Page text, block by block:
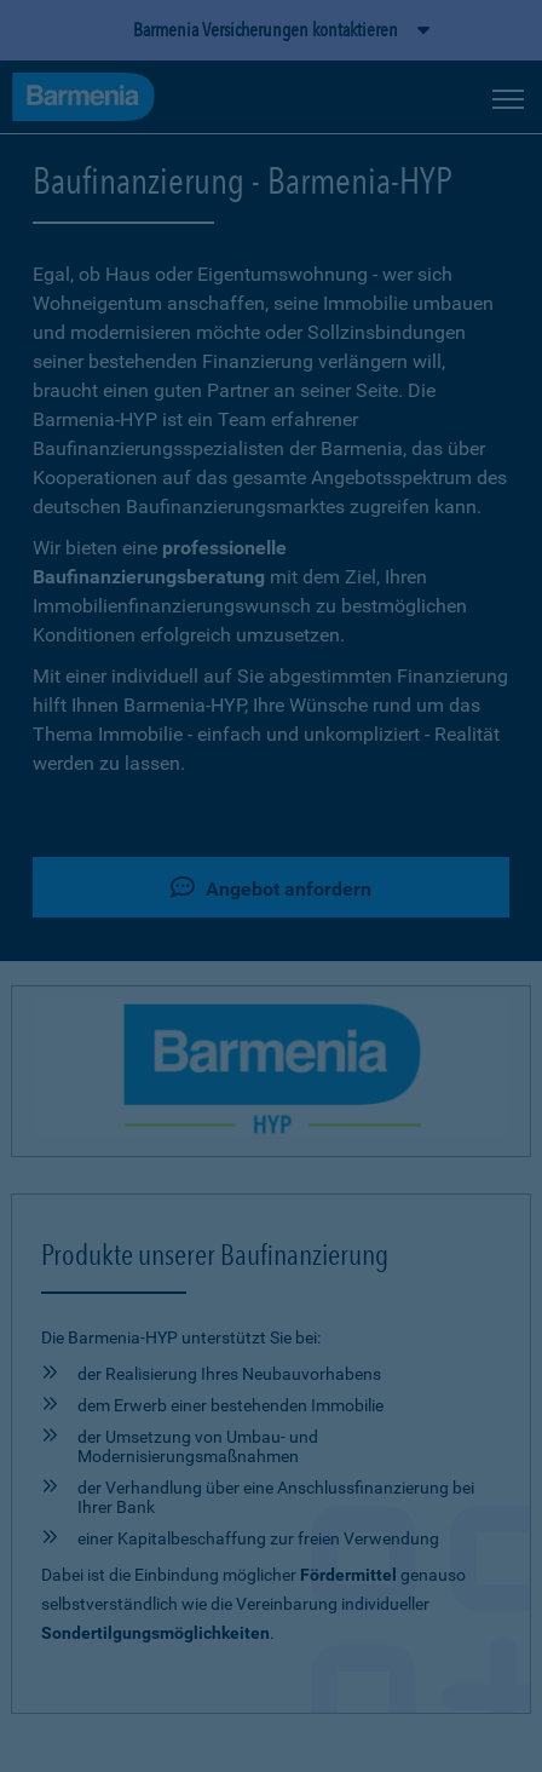
Barmenia Versicherungen kontaktieren
Baufinanzierung - Barmenia-HYP
Egal, ob Haus oder Eigentumswohnung - wer sich
Wohneigentum anschaffen, seine Immobilie umbauen
und modernisieren möchte oder Sollzinsbindungen
seiner bestehenden Finanzierung verlängern will,
braucht einen guten Partner an seiner Seite. Die
Barmenia-HYP ist ein Team erfahrener
Baufinanzierungsspezialisten der Barmenia, das über
Kooperationen auf das gesamte Angebotsspektrum des
deutschen Baufinanzierungsmarktes zugreifen kann.
Wir bieten eine professionelle
Baufinanzierungsberatung mit dem Ziel, Ihren
Immobilienfinanzierungswunsch zu bestmöglichen
Konditionen erfolgreich umzusetzen.
Mit einer individuell auf Sie abgestimmten Finanzierung
hilft Ihnen Barmenia-HYP, Ihre Wünsche rund um das
Thema Immobilie - einfach und unkompliziert - Realität
werden zu lassen.
Angebot anfordern
Produkte unserer Baufinanzierung
Die Barmenia-HYP unterstützt Sie bei:
der Realisierung Ihres Neubauvorhabens
dem Erwerb einer bestehenden Immobilie
der Umsetzung von Umbau- und
Modernisierungsmaßnahmen
der Verhandlung über eine Anschlussfinanzierung bei
Ihrer Bank
einer Kapitalbeschaffung zur freien Verwendung
Dabei ist die Einbindung möglicher Fördermittel genauso
selbstverständlich wie die Vereinbarung individueller
Sondertilgungsmöglichkeiten.